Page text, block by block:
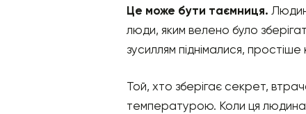
Це може бути таємниця.
люди, яким велено було
зусиллям піднімалися, простіше
Той, хто зберігає секрет,
температурою. Коли ця